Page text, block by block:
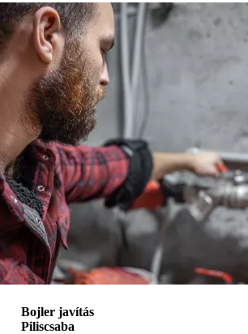
Bojler javítás
Piliscsaba